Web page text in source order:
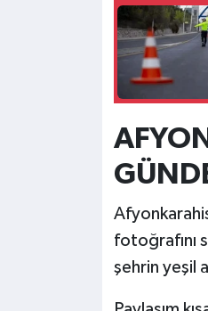
fotoğrafını
şehrin yeşil